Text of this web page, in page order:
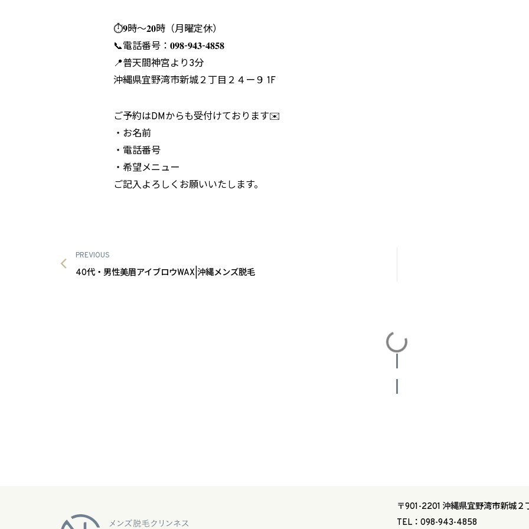
⏱𝟗時～𝟐𝟎時（月曜定休）
📞電話番号：𝟎𝟗𝟖-𝟗𝟒𝟑-𝟒𝟖𝟓𝟖
📍普天間神宮より3分
沖縄県宜野湾市新城２丁目２４ー９ 1F
ご予約はDMからも受付けております✉️
・お名前
・電話番号
・希望メニュー
ご記入よろしくお願いいたします。
PREVIOUS
40代・男性美眉アイブロウWAX|沖縄メンズ脱毛
〒901-2201 沖縄県宜野湾市新城２
TEL：098-943-4858